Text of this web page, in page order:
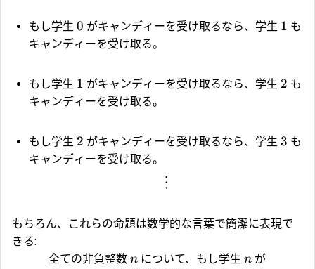
もし学生 0 がキャンディーを受け取るなら、学生 1 も
キャンディーを受け取る。
もし学生 1 がキャンディーを受け取るなら、学生 2 も
キャンディーを受け取る。
もし学生 2 がキャンディーを受け取るなら、学生 3 も
キャンディーを受け取る。
⋮
もちろん、これらの命題は数学的な言葉で簡潔に表現で
きる:
全ての非負整数 n について、もし学生 n が